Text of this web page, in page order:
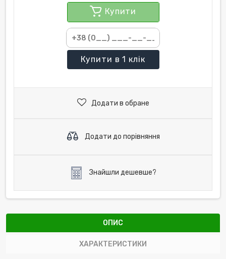
Купити
Купити в 1 клік
Додати в обране
Додати до порівняння
Знайшли дешевше?
ОПИС
ХАРАКТЕРИСТИКИ